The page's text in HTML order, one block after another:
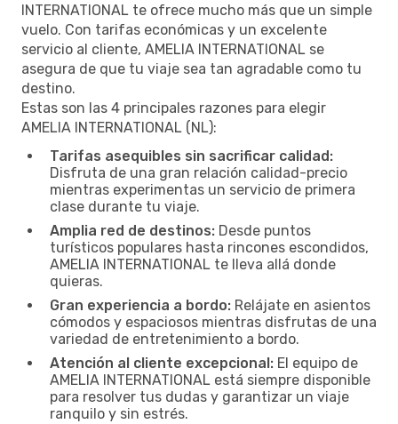
INTERNATIONAL te ofrece mucho más que un simple
vuelo. Con tarifas económicas y un excelente
servicio al cliente, AMELIA INTERNATIONAL se
asegura de que tu viaje sea tan agradable como tu
destino.
Estas son las 4 principales razones para elegir
AMELIA INTERNATIONAL (NL):
Tarifas asequibles sin sacrificar calidad:
Disfruta de una gran relación calidad-precio
mientras experimentas un servicio de primera
clase durante tu viaje.
Amplia red de destinos: Desde puntos
turísticos populares hasta rincones escondidos,
AMELIA INTERNATIONAL te lleva allá donde
quieras.
Gran experiencia a bordo: Relájate en asientos
cómodos y espaciosos mientras disfrutas de una
variedad de entretenimiento a bordo.
Atención al cliente excepcional: El equipo de
AMELIA INTERNATIONAL está siempre disponible
para resolver tus dudas y garantizar un viaje
ranquilo y sin estrés.